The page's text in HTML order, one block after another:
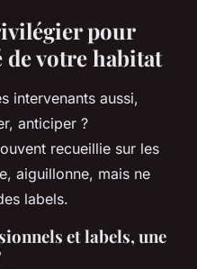
pour
votre habitat
intervenants aussi,
anticiper ?
recueillie sur les
aiguillonne, mais ne
labels.
et labels, une